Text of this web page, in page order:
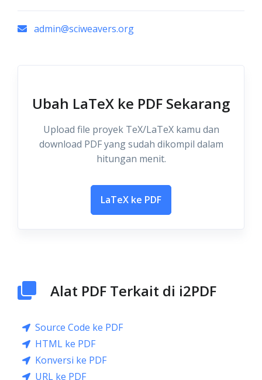
admin@sciweavers.org
Ubah LaTeX ke PDF Sekarang
Upload file proyek TeX/LaTeX kamu dan
download PDF yang sudah dikompil dalam
hitungan menit.
LaTeX ke PDF
Alat PDF Terkait di i2PDF
Source Code ke PDF
HTML ke PDF
Konversi ke PDF
URL ke PDF